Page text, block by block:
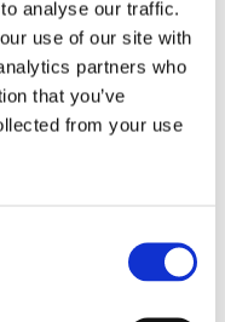
analyse our traffic.
use of our site with
partners who
that you’ve
from your use
med print